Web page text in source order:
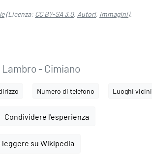
(Licenza: CC BY-SA 3.0, Autori, Immagini).
- Cimiano
Numero di telefono Luoghi vicini
Condividere l'esperienza
leggere su Wikipedia